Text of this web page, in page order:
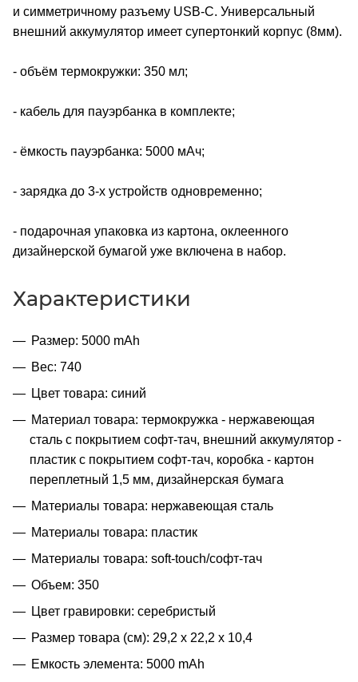
и симметричному разъему USB-C. Универсальный
внешний аккумулятор имеет супертонкий корпус (8мм).
- объём термокружки: 350 мл;
- кабель для пауэрбанка в комплекте;
- ёмкость пауэрбанка: 5000 мАч;
- зарядка до 3-х устройств одновременно;
- подарочная упаковка из картона, оклеенного
дизайнерской бумагой уже включена в набор.
Характеристики
Размер: 5000 mAh
Вес: 740
Цвет товара: синий
Материал товара: термокружка - нержавеющая
cталь с покрытием софт-тач, внешний аккумулятор -
пластик с покрытием софт-тач, коробка - картон
переплетный 1,5 мм, дизайнерская бумага
Материалы товара: нержавеющая cталь
Материалы товара: пластик
Материалы товара: soft-touch/софт-тач
Объем: 350
Цвет гравировки: серебристый
Размер товара (см): 29,2 х 22,2 х 10,4
Емкость элемента: 5000 mAh